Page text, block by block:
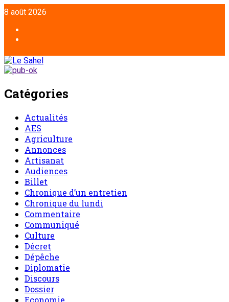
Aller
au
contenu
8 août 2026
Catégories
Actualités
AES
Agriculture
Annonces
Artisanat
Audiences
Billet
Chronique d’un entretien
Chronique du lundi
Commentaire
Communiqué
Culture
Décret
Dépêche
Diplomatie
Discours
Dossier
Economie